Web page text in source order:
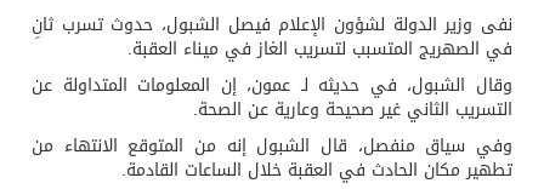
نفى وزير الدولة لشؤون الإعلام فيصل الشبول، حدوث تسرب ثانِ
في الصهريج المتسبب لتسريب الغاز في ميناء العقبة.
وقال الشبول، في حديثه لـ عمون، إن المعلومات المتداولة عن
التسريب الثاني غير صحيحة وعارية عن الصحة.
وفي سياق منفصل، قال الشبول إنه من المتوقع الانتهاء من
تطهير مكان الحادث في العقبة خلال الساعات القادمة.